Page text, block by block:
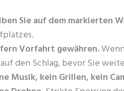
Sie auf dem markierten
Vorfahrt gewähren.
den Schlag, bevor Sie
Musik, kein Grillen, kein